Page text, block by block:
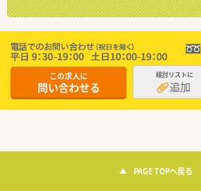
この求人に
問い合わせる
検討リストに
追加
PAGE TOPへ戻る